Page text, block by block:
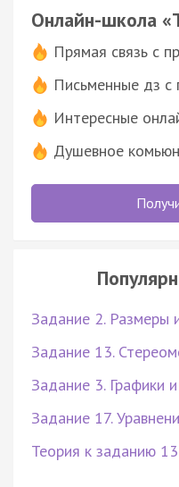
Онлайн-школа
Прямая связь с
Письменные дз с
Интересные
Душевное
Задание 2. Размеры
Задание 13.
Задание 3. Графики
Задание 17.
Теория к заданию 13